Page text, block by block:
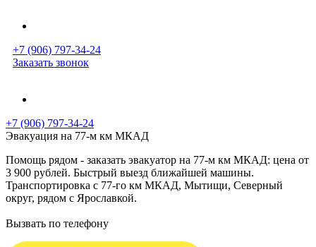
+7 (906) 797-34-24
Заказать звонок
+7 (906) 797-34-24
Эвакуация на 77-м км МКАД
Помощь рядом - заказать эвакуатор на 77-м км МКАД: цена от
3 900 рублей. Быстрый выезд ближайшей машины.
Транспортировка с 77-го км МКАД, Мытищи, Северный
округ, рядом с Ярославкой.
Вызвать по телефону